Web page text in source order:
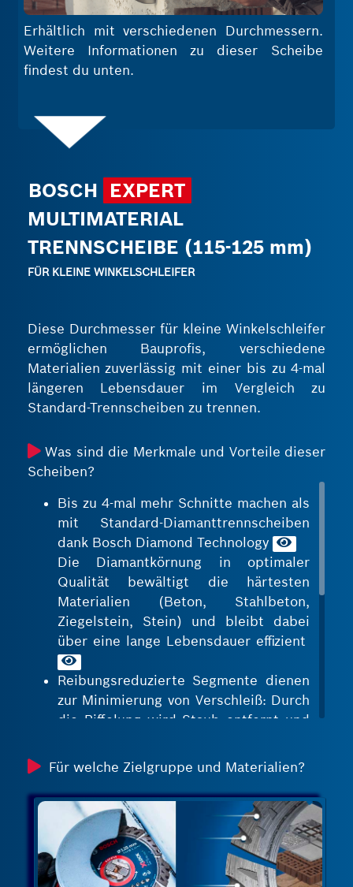
Erhältlich mit verschiedenen Durchmessern.
Weitere Informationen zu dieser Scheibe
findest du unten.
BOSCH EXPERT
MULTIMATERIAL
TRENNSCHEIBE (115‑125 mm)
FÜR KLEINE WINKELSCHLEIFER
Diese Durchmesser für kleine Winkelschleifer
ermöglichen Bauprofis, verschiedene
Materialien zuverlässig mit einer bis zu 4‑mal
längeren Lebensdauer im Vergleich zu
Standard-Trennscheiben zu trennen.
Was sind die Merkmale und Vorteile dieser
Scheiben?
Bis zu 4‑mal mehr Schnitte machen als
mit Standard-Diamanttrennscheiben
dank Bosch Diamond Technology
Die Diamantkörnung in optimaler
Qualität bewältigt die härtesten
Materialien (Beton, Stahlbeton,
Ziegelstein, Stein) und bleibt dabei
über eine lange Lebensdauer effizient
Reibungsreduzierte Segmente dienen
zur Minimierung von Verschleiß: Durch
die Riffelung wird Staub entfernt und
Scheibe verringert
Die Segmente sind dank Diamond
Technology selbstschärfend und die
Scheiben behalten daher ihre
überlegene Trennkraft und Schärfe:
Durch langsamen Verschleiß der
Segmente wird ständig neue
Für welche Zielgruppe und Materialien?